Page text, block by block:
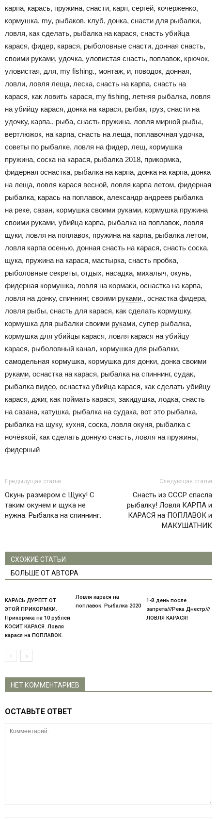
карпа, карась, пружина, снасти, карп, сергей, кочерженко,
кормушка, my, рыбаков, клуб, донка, снасти для рыбалки,
ловля, как сделать, рыбалка на карася, снасть убийца
карася, фидер, карася, рыболовные снасти, донная снасть,
своими руками, удочка, уловистая снасть, поплавок, крючок,
уловистая, для, my fishing., монтаж, и, поводок, донная,
ловли, ловля леща, леска, снасть на карпа, снасть на
карася, как ловить карася, my fishing, летняя рыбалка, ловля
на убийцу карася, донка на карася, рыбак, груз, снасти на
удочку, карпа., рыба, снасть пружина, ловля мирной рыбы,
вертлюжок, на карпа, снасть на леща, поплавочная удочка,
советы по рыбалке, ловля на фидер, лещ, кормушка
пружина, соска на карася, рыбалка 2018, прикормка,
фидерная оснастка, рыбалка на карпа, донка на карпа, донка
на леща, ловля карася весной, ловля карпа летом, фидерная
рыбалка, карась на поплавок, александр андреев рыбалка
на реке, сазан, кормушка своими руками, кормушка пружина
своими руками, убийца карпа, рыбалка на поплавок, ловля
щуки, ловля на поплавок, пружина на карпа, рыбалка летом,
ловля карпа осенью, донная снасть на карася, снасть соска,
щука, пружина на карася, мастырка, снасть пробка,
рыболовные секреты, отдых, насадка, михалыч, окунь,
фидерная кормушка, ловля на кормаки, оснастка на карпа,
ловля на донку, спиннинг, своими руками., оснастка фидера,
ловля рыбы, снасть для карася, как сделать кормушку,
кормушка для рыбалки своими руками, супер рыбалка,
кормушка для убийцы карася, ловля карася на убийцу
карася, рыболовный канал, кормушка для рыбалки,
самодельная кормушка, кормушка для донки, донка своими
руками, оснастка на карася, рыбалка на спиннинг, судак,
рыбалка видео, оснастка убийца карася, как сделать убийцу
карася, джиг, как поймать карася, закидушка, лодка, снасть
на сазана, катушка, рыбалка на судака, вот это рыбалка,
рыбалка на щуку, кухня, соска, ловля окуня, рыбалка с
ночёвкой, как сделать донную снасть, ловля на пружины,
фидерный
Предыдущая статья
Окунь размером с Щуку! С
таким окунем и щука не
нужна. Рыбалка на спиннинг.
Следующая статья
Снасть из СССР спасла
рыбалку! Ловля КАРПА и
КАРАСЯ на ПОПЛАВОК и
МАКУШАТНИК
СХОЖИЕ СТАТЬИ
БОЛЬШЕ ОТ АВТОРА
КАРАСЬ ДУРЕЕТ ОТ
ЭТОЙ ПРИКОРМКИ.
Прикормка на 10 рублей
КОСИТ КАРАСЯ. Ловля
карася на ПОПЛАВОК.
Ловля карася на
поплавок. Рыбалка 2020
1-й день после
запрета///Река Днестр///
ЛОВЛЯ КАРАСЯ!
НЕТ КОММЕНТАРИЕВ
ОСТАВЬТЕ ОТВЕТ